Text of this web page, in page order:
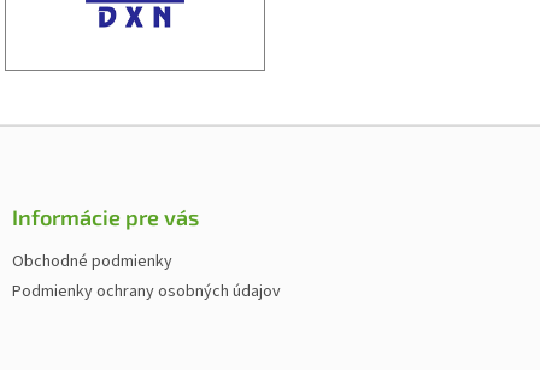
Z
Informácie pre vás
Obchodné podmienky
Podmienky ochrany osobných údajov